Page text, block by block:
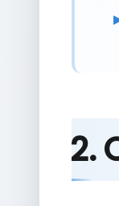
2.